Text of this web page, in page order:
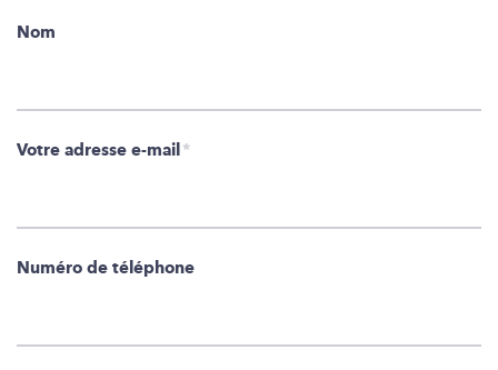
Nom
Votre adresse e-mail *
Numéro de téléphone